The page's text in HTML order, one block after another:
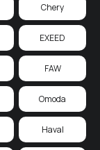
Chery
EXEED
FAW
Omoda
Haval